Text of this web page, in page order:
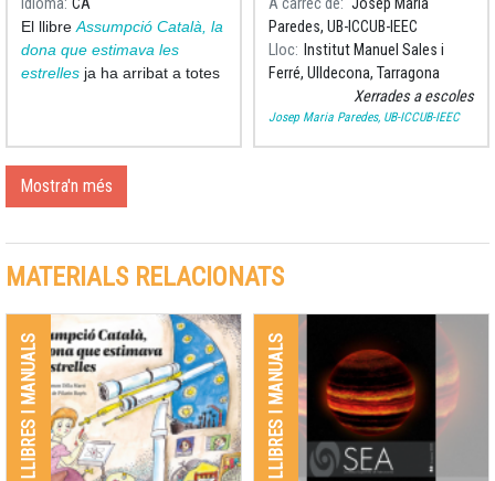
les biblioteques de
Catalunya
El llibre Assumpció Català, la
dona que estimava les
estrelles ja ha arribat a totes
amb un gest senzill però ple
de significat l’any del
centenari del naixement
d’aquesta científica pione
d'Ulldecona
Paredes, UB-ICCUB-IEEC
Lloc
Institut Manuel Sales i
Ferré, Ulldecona, Tarragona
Xerrades a escoles
Josep Maria Paredes, UB-ICCUB-IEEC
Mostra'n més
MATERIALS RELACIONATS
LLIBRES I MANUALS LLIBRES I MANUALS